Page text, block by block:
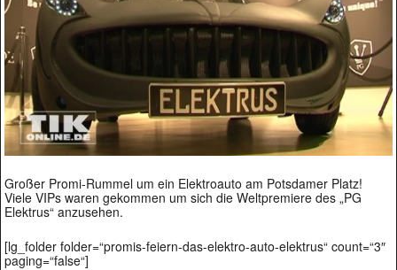
Großer Promi-Rummel um ein Elektroauto am Potsdamer Platz!
Viele VIPs waren gekommen um sich die Weltpremiere des „PG
Elektrus“ anzusehen.
[lg_folder folder=“promis-feiern-das-elektro-auto-elektrus“ count=“3″
paging=“false“]